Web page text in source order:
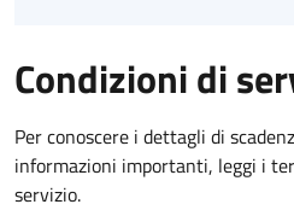
Condizioni di
Per conoscere i dettagli di
informazioni importanti, leggi i
servizio.